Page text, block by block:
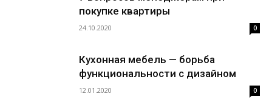
покупке квартиры
24.10.2020 0
Кухонная мебель — борьба
функциональности с дизайном
12.01.2020 0